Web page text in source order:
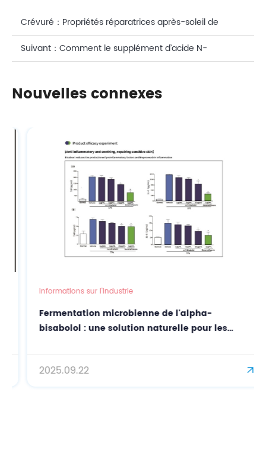
Crévuré： Propriétés réparatrices après-soleil de
l'acide arachidonique amélioré (ARA)
Suivant： Comment le supplément d’acide N-
l’immunité ?
Nouvelles connexes
Informations sur l'industrie
Fermentation microbienne de l'alpha-
bisabolol : une solution naturelle pour les
2025.09.22